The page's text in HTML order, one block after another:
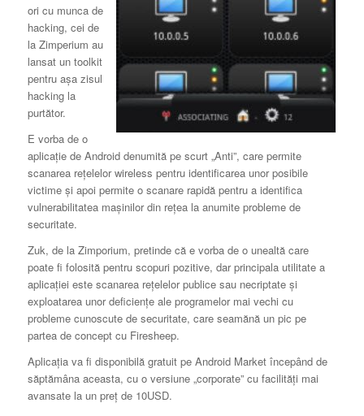
ori cu munca de
hacking, cei de
la Zimperium au
lansat un toolkit
pentru aşa zisul
hacking la
purtător.
E vorba de o
aplicaţie de Android denumită pe scurt „Anti”, care permite
scanarea reţelelor wireless pentru identificarea unor posibile
victime şi apoi permite o scanare rapidă pentru a identifica
vulnerabilitatea maşinilor din reţea la anumite probleme de
securitate.
Zuk, de la Zimporium, pretinde că e vorba de o unealtă care
poate fi folosită pentru scopuri pozitive, dar principala utilitate a
aplicaţiei este scanarea reţelelor publice sau necriptate şi
exploatarea unor deficienţe ale programelor mai vechi cu
probleme cunoscute de securitate, care seamănă un pic pe
partea de concept cu Firesheep.
Aplicaţia va fi disponibilă gratuit pe Android Market începând de
săptămâna aceasta, cu o versiune „corporate” cu facilităţi mai
avansate la un preţ de 10USD.